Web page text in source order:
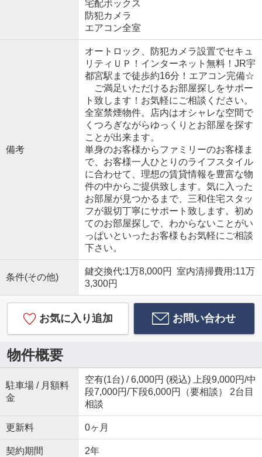
宅配ボックス
防犯カメラ
エアコン全室
備考
オートロック、防犯カメラ設置でセキュ
リティＵＰ！インターネット無料！JR宇
都宮駅まで徒歩約16分！エアコン完備☆
ご満足いただけるお部屋探しをサポー
ト致します！お気軽にご相談ください。
全室禁煙物件。店内はオシャレな空間で
くつろぎながらゆっくりとお部屋を探す
ことが出来ます。
単身のお客様からファミリーのお客様ま
で、お客様一人ひとりのライフスタイル
に合わせて、理想の賃貸情報を豊富な物
件の中からご提供致します。気に入った
お部屋が見つかるまで、三和住宅スタッ
フが親切丁寧にサポート致します。初め
てのお部屋探しで、わからないことがい
っぱいといったお客様もお気軽にご相談
下さい。
条件(その他)
鍵交換代:1万8,000円 室内清掃費用:11万
3,300円
お気に入り追加 お問い合わせ
物件概要
駐車場 / 月額料
金
空有(1台) / 6,000円 (税込) 上段9,000円/中
段7,000円/下段6,000円（要相談） 2台目
相談
更新料 0ヶ月
契約期間 2年